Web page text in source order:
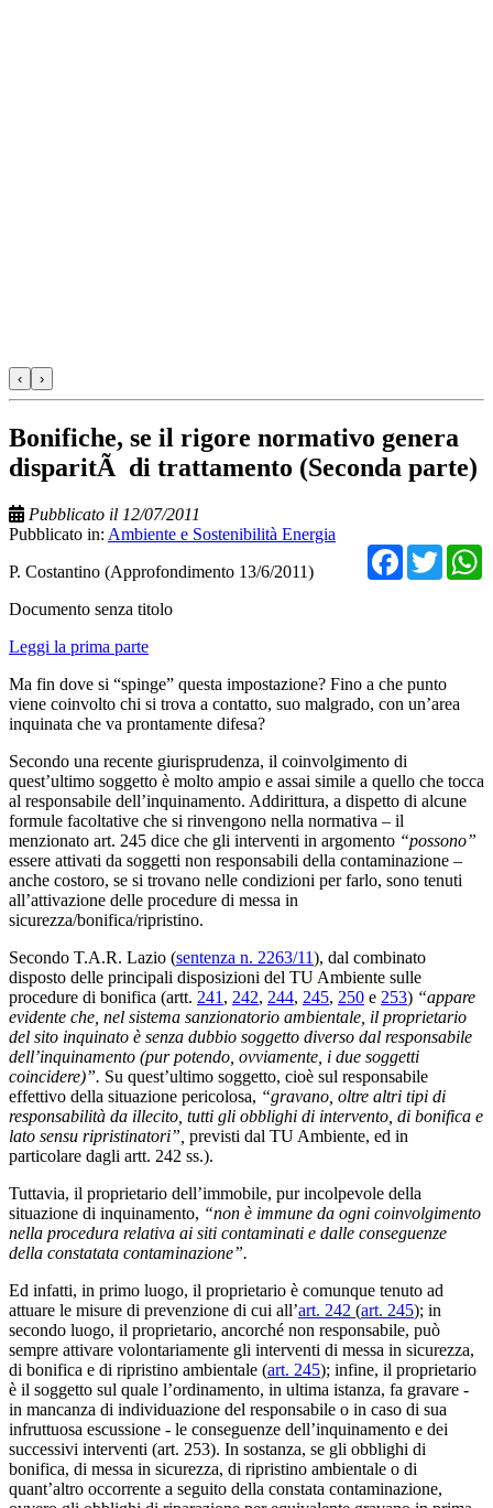
‹ ›
Bonifiche, se il rigore normativo genera
disparitÃ di trattamento (Seconda parte)
Pubblicato il 12/07/2011
Pubblicato in: Ambiente e Sostenibilità Energia
P. Costantino (Approfondimento 13/6/2011)
Documento senza titolo
Leggi la prima parte
Ma fin dove si “spinge” questa impostazione? Fino a che punto
viene coinvolto chi si trova a contatto, suo malgrado, con un’area
inquinata che va prontamente difesa?
Secondo una recente giurisprudenza, il coinvolgimento di
quest’ultimo soggetto è molto ampio e assai simile a quello che tocca
al responsabile dell’inquinamento. Addirittura, a dispetto di alcune
formule facoltative che si rinvengono nella normativa – il
menzionato art. 245 dice che gli interventi in argomento “possono”
essere attivati da soggetti non responsabili della contaminazione –
anche costoro, se si trovano nelle condizioni per farlo, sono tenuti
all’attivazione delle procedure di messa in
sicurezza/bonifica/ripristino.
Secondo T.A.R. Lazio (sentenza n. 2263/11), dal combinato
disposto delle principali disposizioni del TU Ambiente sulle
procedure di bonifica (artt. 241 , 242, 244, 245, 250 e 253) “appare
evidente che, nel sistema sanzionatorio ambientale, il proprietario
del sito inquinato è senza dubbio soggetto diverso dal responsabile
dell’inquinamento (pur potendo, ovviamente, i due soggetti
coincidere)”. Su quest’ultimo soggetto, cioè sul responsabile
effettivo della situazione pericolosa, “gravano, oltre altri tipi di
responsabilità da illecito, tutti gli obblighi di intervento, di bonifica e
lato sensu ripristinatori”, previsti dal TU Ambiente, ed in
particolare dagli artt. 242 ss.).
Tuttavia, il proprietario dell’immobile, pur incolpevole della
situazione di inquinamento, “non è immune da ogni coinvolgimento
nella procedura relativa ai siti contaminati e dalle conseguenze
della constatata contaminazione”.
Ed infatti, in primo luogo, il proprietario è comunque tenuto ad
attuare le misure di prevenzione di cui all’art. 242 (art. 245); in
secondo luogo, il proprietario, ancorché non responsabile, può
sempre attivare volontariamente gli interventi di messa in sicurezza,
di bonifica e di ripristino ambientale (art. 245); infine, il proprietario
è il soggetto sul quale l’ordinamento, in ultima istanza, fa gravare -
in mancanza di individuazione del responsabile o in caso di sua
infruttuosa escussione - le conseguenze dell’inquinamento e dei
successivi interventi (art. 253). In sostanza, se gli obblighi di
bonifica, di messa in sicurezza, di ripristino ambientale o di
quant’altro occorrente a seguito della constata contaminazione,